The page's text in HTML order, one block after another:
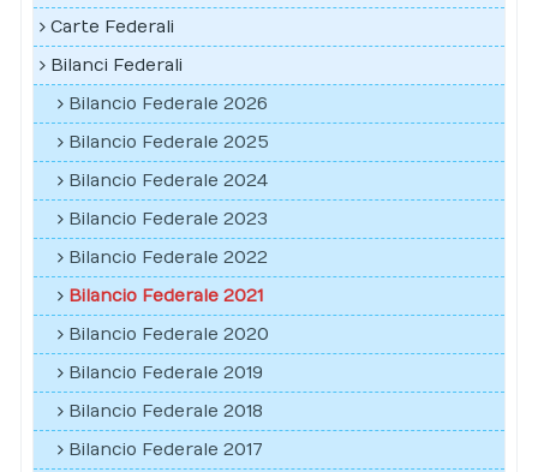
Carte Federali
Bilanci Federali
Bilancio Federale 2026
Bilancio Federale 2025
Bilancio Federale 2024
Bilancio Federale 2023
Bilancio Federale 2022
Bilancio Federale 2021
Bilancio Federale 2020
Bilancio Federale 2019
Bilancio Federale 2018
Bilancio Federale 2017